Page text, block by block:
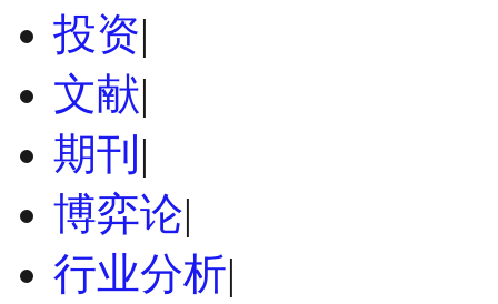
投资|
文献|
期刊 |
博弈论|
行业分析|